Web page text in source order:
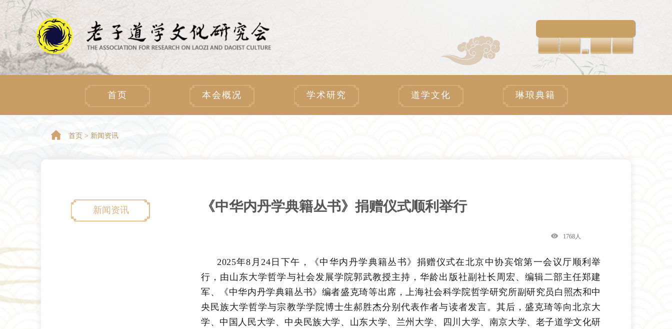
首页 本会概况 学术研究 道学文化 琳琅典籍
首页 > 新闻资讯
新闻资讯 《中华内丹学典籍丛书》捐赠仪式顺利举行
1768人
2025年8月24日下午，《中华内丹学典籍丛书》捐赠仪式在北京中协宾馆第一会议厅顺利举
行，由山东大学哲学与社会发展学院郭武教授主持，华龄出版社副社长周宏、编辑二部主任郑建
军、《中华内丹学典籍丛书》编者盛克琦等出席，上海社会科学院哲学研究所副研究员白照杰和中
央民族大学哲学与宗教学学院博士生郝胜杰分别代表作者与读者发言。其后，盛克琦等向北京大
学、中国人民大学、中央民族大学、山东大学、兰州大学、四川大学、南京大学、老子道学文化研